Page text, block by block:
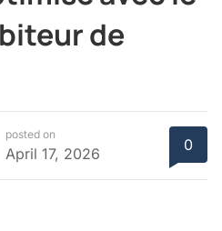
de
posted on
April 17, 2026 0